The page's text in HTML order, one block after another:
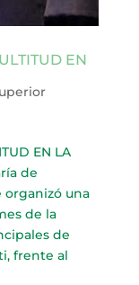
EN
EN LA
de
organizó una
de la
de
frente al